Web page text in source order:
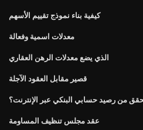
كيفية بناء نموذج تقييم الأسهم
معدلات اسمية وفعالة
الذي يضع معدلات الرهن العقاري
قصير مقابل العقود الآجلة
من رصيد حسابي البنكي عبر الإنترنت؟
عقد مجلس تنظيف المساومة